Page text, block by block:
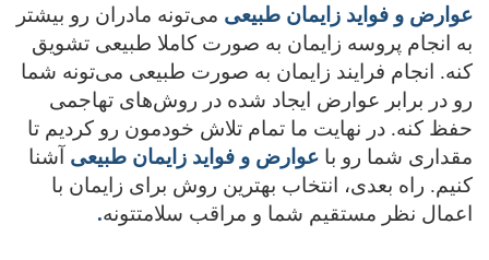
عوارض و فواید زایمان طبیعی می‌تونه مادران رو بیشتر
به انجام پروسه زایمان به صورت کاملا طبیعی تشویق
کنه. انجام فرایند زایمان به صورت طبیعی می‌تونه شما
رو در برابر عوارض ایجاد شده در روش‌های تهاجمی
حفظ کنه. در نهایت ما تمام تلاش خودمون رو کردیم تا
مقداری شما رو با عوارض و فواید زایمان طبیعی آشنا
کنیم. راه بعدی، انتخاب بهترین روش برای زایمان با
اعمال نظر مستقیم شما و مراقب سلامتتونه.